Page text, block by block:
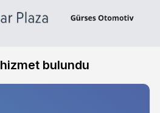
hizmet bulundu